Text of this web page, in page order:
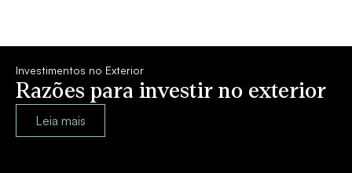
Investimentos no Exterior
Razões para investir no exterior
Leia mais